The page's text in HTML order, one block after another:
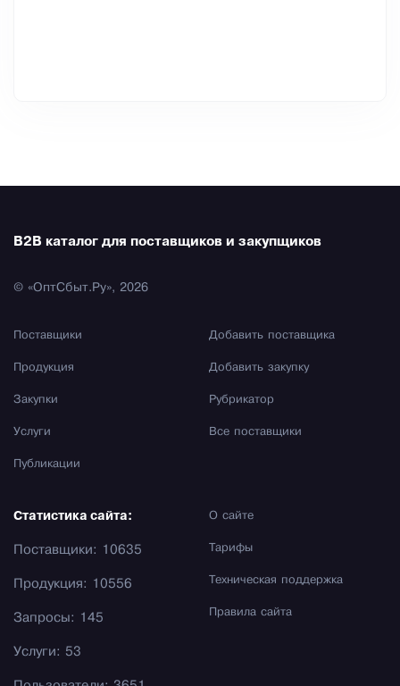
B2B каталог для поставщиков и закупщиков
© «ОптСбыт.Ру», 2026
Поставщики
Продукция
Закупки
Услуги
Публикации
Добавить поставщика
Добавить закупку
Рубрикатор
Все поставщики
О сайте
Тарифы
Техническая поддержка
Правила сайта
Статистика сайта:
Поставщики: 10635
Продукция: 10556
Запросы: 145
Услуги: 53